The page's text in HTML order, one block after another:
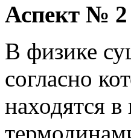
Аспект №
В физике
согласно
находятся